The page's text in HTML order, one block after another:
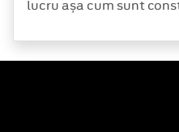
lucru așa cum sunt